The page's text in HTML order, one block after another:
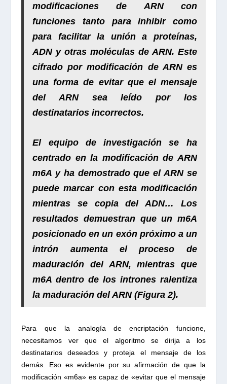
modificaciones de ARN con
funciones tanto para inhibir como
para facilitar la unión a proteínas,
ADN y otras moléculas de ARN. Este
cifrado por modificación de ARN es
una forma de evitar que el mensaje
del ARN sea leído por los
destinatarios incorrectos.
El equipo de investigación se ha
centrado en la modificación de ARN
m6A y ha demostrado que el ARN se
puede marcar con esta modificación
mientras se copia del ADN… Los
resultados demuestran que un m6A
posicionado en un exón próximo a un
intrón aumentael proceso de
maduración del ARN, mientras que
m6A dentro de los intrones ralentiza
la maduración del ARN (Figura 2).
Para que la analogía de encriptación funcione,
necesitamos ver que el algoritmo se dirija a los
destinatarios deseados y proteja el mensaje de los
demás. Eso es evidente por su afirmación de que la
modificación «m6a» es capaz de «evitar que el mensaje